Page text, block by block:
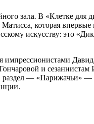
зала. В «Клетке
которая
искусству: это
импрессионистами
и
раздел — «Парижачьи»